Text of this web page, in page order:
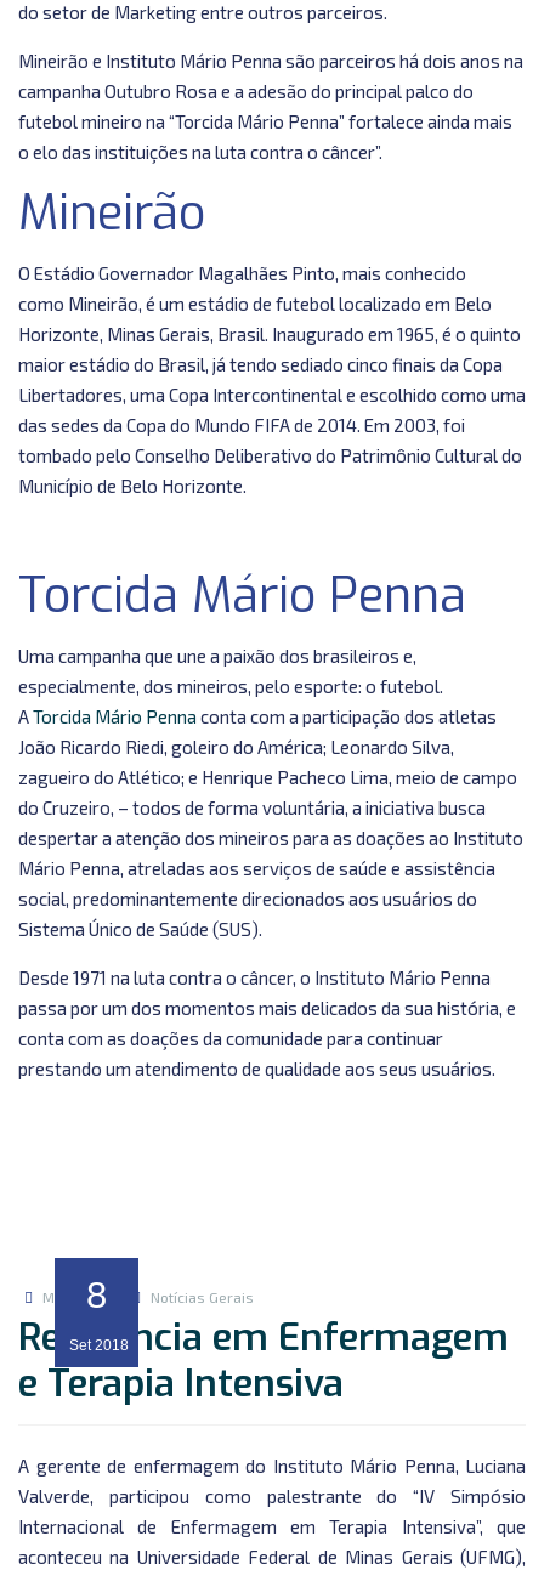
do setor de Marketing entre outros parceiros.
Mineirão e Instituto Mário Penna são parceiros há dois anos na
campanha Outubro Rosa e a adesão do principal palco do
futebol mineiro na “Torcida Mário Penna” fortalece ainda mais
o elo das instituições na luta contra o câncer”.
Mineirão
O Estádio Governador Magalhães Pinto, mais conhecido
como Mineirão, é um estádio de futebol localizado em Belo
Horizonte, Minas Gerais, Brasil. Inaugurado em 1965, é o quinto
maior estádio do Brasil, já tendo sediado cinco finais da Copa
Libertadores, uma Copa Intercontinental e escolhido como uma
das sedes da Copa do Mundo FIFA de 2014. Em 2003, foi
tombado pelo Conselho Deliberativo do Patrimônio Cultural do
Município de Belo Horizonte.
Torcida Mário Penna
Uma campanha que une a paixão dos brasileiros e,
especialmente, dos mineiros, pelo esporte: o futebol.
ATorcida Mário Penna conta com a participação dos atletas
João Ricardo Riedi, goleiro do América; Leonardo Silva,
zagueiro do Atlético; e Henrique Pacheco Lima, meio de campo
do Cruzeiro, – todos de forma voluntária, a iniciativa busca
despertar a atenção dos mineiros para as doações ao Instituto
Mário Penna, atreladas aos serviços de saúde e assistência
social, predominantemente direcionados aos usuários do
Sistema Único de Saúde (SUS).
Desde 1971 na luta contra o câncer, o Instituto Mário Penna
passa por um dos momentos mais delicados da sua história, e
conta com as doações da comunidade para continuar
prestando um atendimento de qualidade aos seus usuários.
8
Set 2018
Marketing Notícias Gerais
Referência em Enfermagem
e Terapia Intensiva
A gerente de enfermagem do Instituto Mário Penna, Luciana
Valverde, participou como palestrante do “IV Simpósio
Internacional de Enfermagem em Terapia Intensiva”, que
aconteceu na Universidade Federal de Minas Gerais (UFMG),